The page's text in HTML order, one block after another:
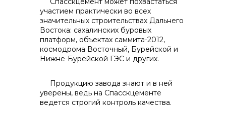
участием практически во всех
значительных строительствах Дальнего
Востока: сахалинских буровых
платформ, объектах саммита-2012,
космодрома Восточный, Бурейской и
Нижне-Бурейской ГЭС и других.
Продукцию завода знают и в ней
уверены, ведь на Спасскцементе
ведется строгий контроль качества.